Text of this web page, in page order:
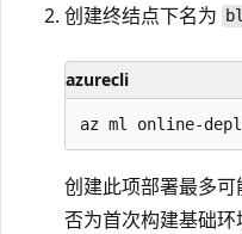
创建终结点下名为
azurecli
创建此项部署最多
否为首次构建基础